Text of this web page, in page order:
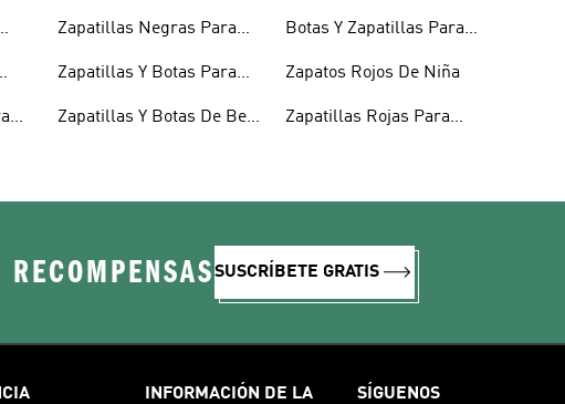
Zapatillas Negras Para
Zapatillas Y Botas Para
Zapatillas Y Botas De Bebé
Botas Y Zapatillas Para
Zapatos Rojos De Niña
Zapatillas Rojas Para
SUSCRÍBETE GRATIS
INFORMACIÓN DE LA
SÍGUENOS